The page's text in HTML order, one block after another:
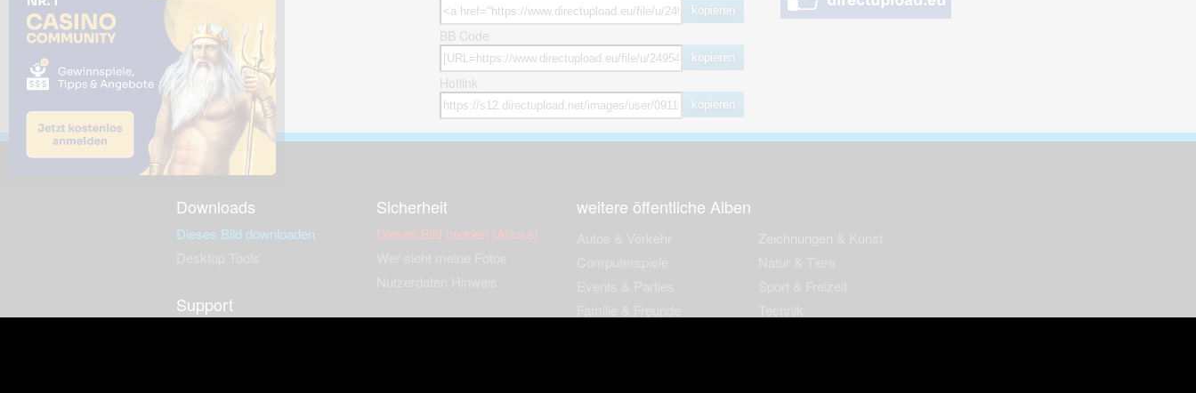
kopieren
BB Code
kopieren
Hotlink
kopieren
Downloads
Dieses Bild downloaden
Support
Sicherheit
Dieses Bild melden (Abuse)
weitere öffentliche Alben